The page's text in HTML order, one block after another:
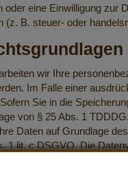
eine Einwilligung
B. steuer- oder
wir Ihre
Im Falle einer
Sie in die
von § 25 Abs. 1
Daten auf Grundlage
1 lit. c DSGVO. Die
wird in den folgenden